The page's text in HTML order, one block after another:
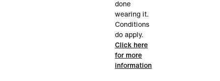
done
wearing it.
Conditions
do apply.
Click here
for more
information